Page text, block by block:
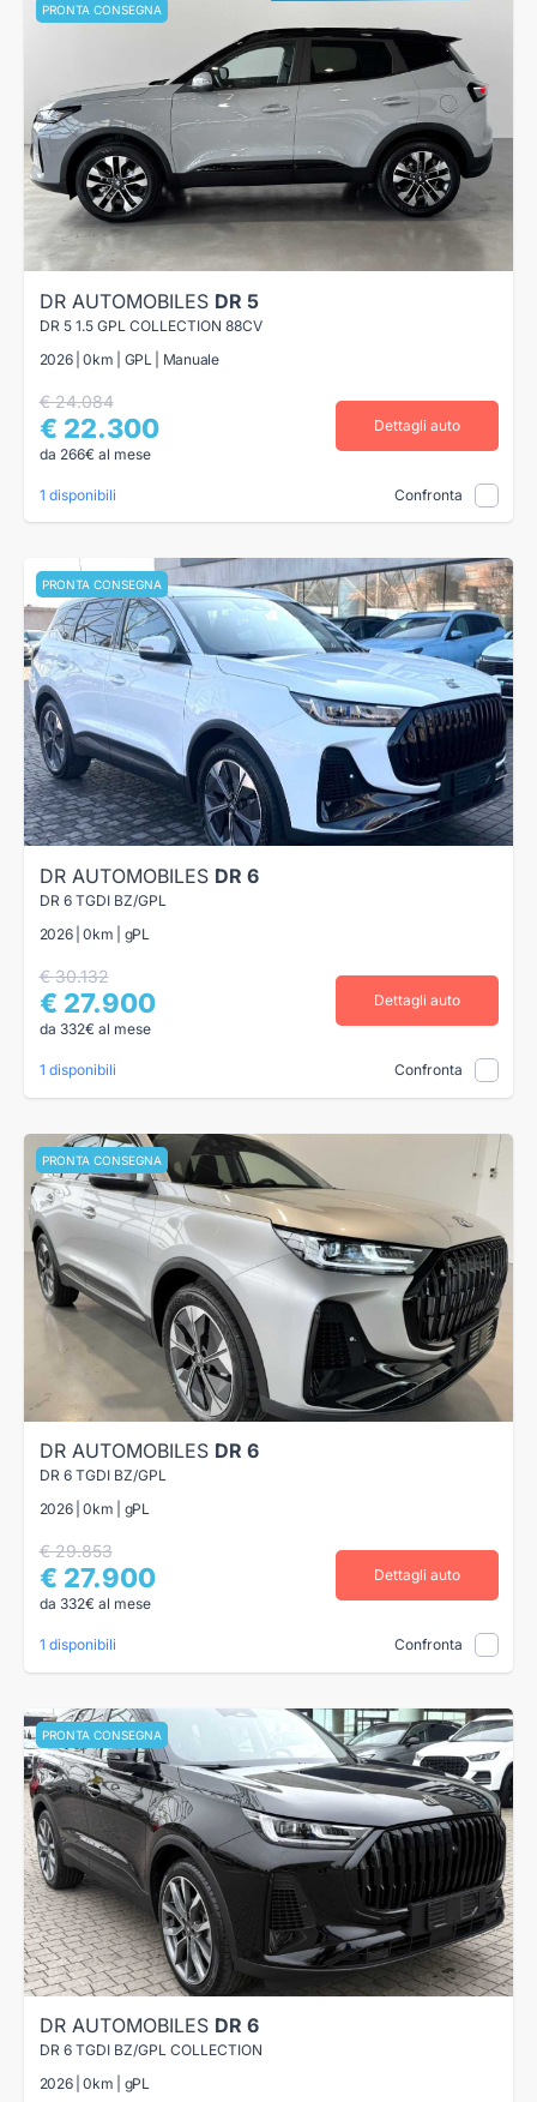
PRONTA CONSEGNA
DR AUTOMOBILES DR 5
DR 5 1.5 GPL COLLECTION 88CV
2026 | 0km | GPL | Manuale
€ 24.084
€ 22.300
da 266€ al mese
Dettagli auto
1 disponibili Confronta
PRONTA CONSEGNA
DR AUTOMOBILES DR 6
DR 6 TGDI BZ/GPL
2026 | 0km | gPL
€ 30.132
€ 27.900
da 332€ al mese
Dettagli auto
1 disponibili Confronta
PRONTA CONSEGNA
DR AUTOMOBILES DR 6
DR 6 TGDI BZ/GPL
2026 | 0km | gPL
€ 29.853
€ 27.900
da 332€ al mese
Dettagli auto
1 disponibili Confronta
PRONTA CONSEGNA
DR AUTOMOBILES DR 6
DR 6 TGDI BZ/GPL COLLECTION
2026 | 0km | gPL